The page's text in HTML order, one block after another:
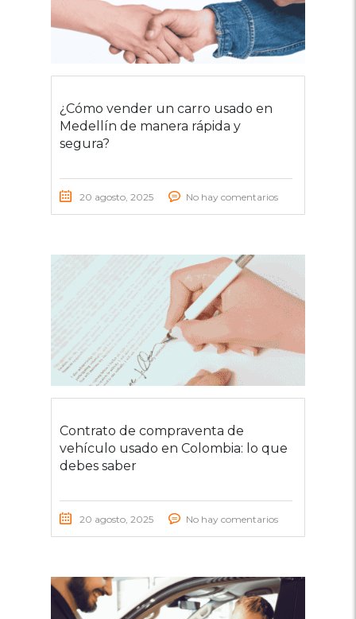
¿Cómo vender un carro usado en
Medellín de manera rápida y
segura?
20 agosto, 2025 No hay comentarios
Contrato de compraventa de
vehículo usado en Colombia: lo que
debes saber
20 agosto, 2025 No hay comentarios